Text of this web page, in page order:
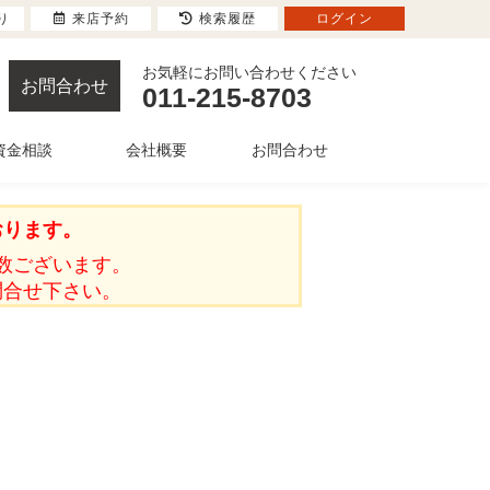
お問合わせ
お気軽にお問い合わせください
011-215-8703
金相談 会社概要 お問合わせ
ます。
ざいます。
せ下さい。
来店予約 検索履歴 ログイン